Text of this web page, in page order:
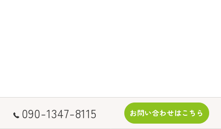
090-1347-8115 お問い合わせはこちら